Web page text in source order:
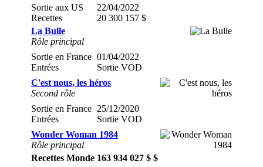
Sortie aux US
Recettes
22/04/2022
20 300 157 $
La Bulle
Rôle principal
Sortie en France
Entrées
01/04/2022
Sortie VOD
C'est nous, les héros
Second rôle
Sortie en France
Entrées
25/12/2020
Sortie VOD
Wonder Woman 1984
Rôle principal
Recettes Monde 163 934 027 $ $